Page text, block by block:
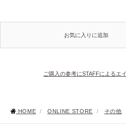
お気に入りに追加
ご購入の参考にSTAFFによるエ
HOME / ONLINE STORE / その他